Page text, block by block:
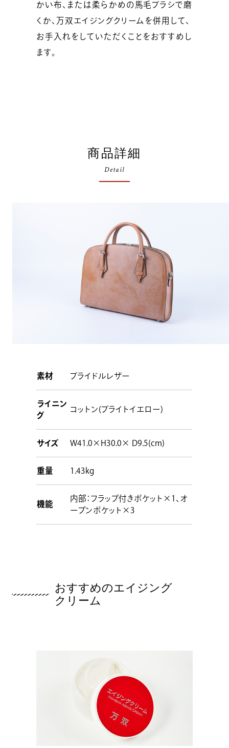
かい布、または柔らかめの馬毛ブラシで磨
くか、万双エイジングクリームを併用して、
お手入れをしていただくことをおすすめし
ます。
商品詳細
Detail
素材 ブライドルレザー
ライニン
グ
コットン(ブライトイエロー)
サイズ W41.0×H30.0× D9.5(cm)
重量 1.43kg
機能
内部：フラップ付きポケット×1、オ
ープンポケット×3
おすすめのエイジング
クリーム